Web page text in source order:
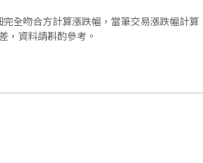
全吻合方計算漲跌幅，當筆交易漲跌幅計算
，資料請斟酌參考。